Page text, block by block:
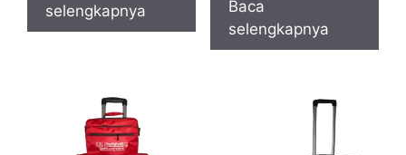
selengkapnya
Baca
selengkapnya